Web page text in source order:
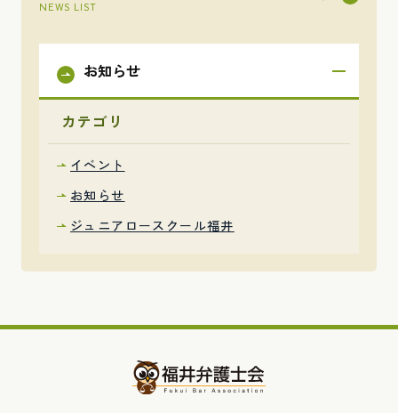
NEWS LIST
お知らせ
カテゴリ
イベント
お知らせ
ジュニアロースクール福井